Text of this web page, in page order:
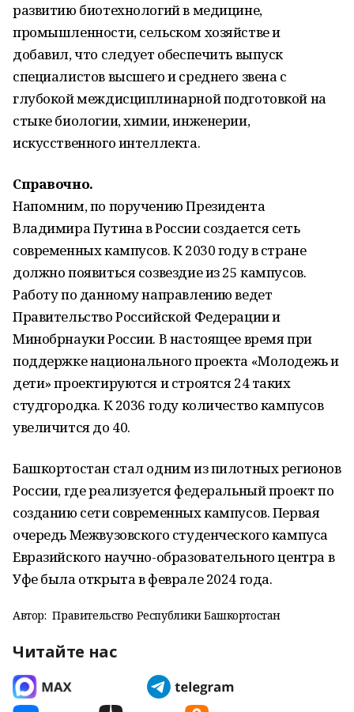
развитию биотехнологий в медицине,
промышленности, сельском хозяйстве и
добавил, что следует обеспечить выпуск
специалистов высшего и среднего звена с
глубокой междисциплинарной подготовкой на
стыке биологии, химии, инженерии,
искусственного интеллекта.
Справочно.
Напомним, по поручению Президента
Владимира Путина в России создается сеть
современных кампусов. К 2030 году в стране
должно появиться созвездие из 25 кампусов.
Работу по данному направлению ведет
Правительство Российской Федерации и
Минобрнауки России. В настоящее время при
поддержке национального проекта «Молодежь и
дети» проектируются и строятся 24 таких
студгородка. К 2036 году количество кампусов
увеличится до 40.
Башкортостан стал одним из пилотных регионов
России, где реализуется федеральный проект по
созданию сети современных кампусов. Первая
очередь Межвузовского студенческого кампуса
Евразийского научно-образовательного центра в
Уфе была открыта в феврале 2024 года.
Автор: Правительство Республики Башкортостан
Читайте нас